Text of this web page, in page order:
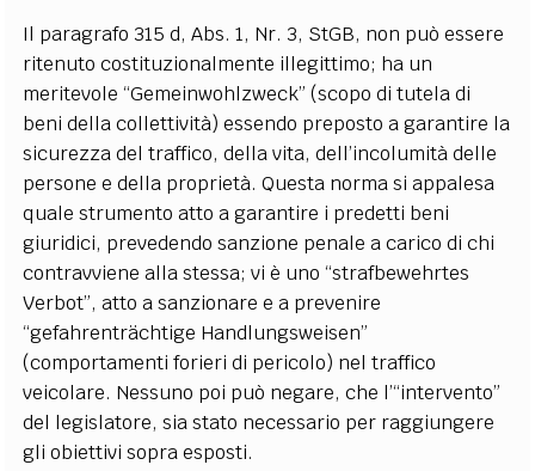
Il paragrafo 315 d, Abs. 1, Nr. 3, StGB, non può essere
ritenuto costituzionalmente illegittimo; ha un
meritevole “Gemeinwohlzweck” (scopo di tutela di
beni della collettività) essendo preposto a garantire la
sicurezza del traffico, della vita, dell’incolumità delle
persone e della proprietà. Questa norma si appalesa
quale strumento atto a garantire i predetti beni
giuridici, prevedendo sanzione penale a carico di chi
contravviene alla stessa; vi è uno “strafbewehrtes
Verbot”, atto a sanzionare e a prevenire
“gefahrenträchtige Handlungsweisen”
(comportamenti forieri di pericolo) nel traffico
veicolare. Nessuno poi può negare, che l’“intervento”
del legislatore, sia stato necessario per raggiungere
gli obiettivi sopra esposti.